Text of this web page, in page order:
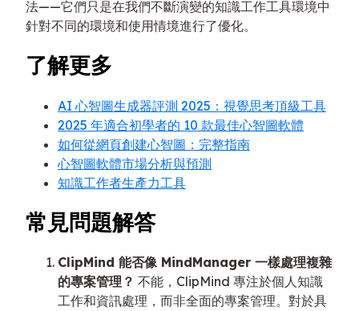
法——它們只是在我們不斷演變的知識工作工具環境中
針對不同的環境和使用情境進行了優化。
了解更多
AI 心智圖生成器評測 2025：視覺思考頂級工具
2025 年適合初學者的 10 款最佳心智圖軟體
如何從網頁創建心智圖：完整指南
心智圖軟體市場分析與預測
知識工作者生產力工具
常見問題解答
ClipMind 能否像 MindManager 一樣處理複雜
的專案管理？ 不能，ClipMind 專注於個人知識
工作和資訊處理，而非全面的專案管理。對於具